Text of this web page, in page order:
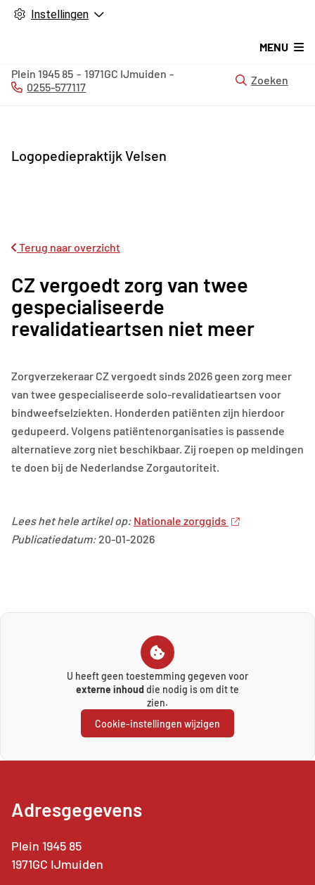
Instellingen
Logopediepraktijk Velsen
MENU
Plein 194585 1971GC IJmuiden
Tel:
0255-577117
Zoeken
Terug naar overzicht
CZ vergoedt zorg van twee
gespecialiseerde
revalidatieartsen niet meer
Zorgverzekeraar CZ vergoedt sinds 2026 geen zorg meer
van twee gespecialiseerde solo-revalidatieartsen voor
bindweefselziekten. Honderden patiënten zijn hierdoor
gedupeerd. Volgens patiëntenorganisaties is passende
alternatieve zorg niet beschikbaar. Zij roepen op meldingen
te doen bij de Nederlandse Zorgautoriteit.
Lees het hele artikel op: Nationale zorggids
Publicatiedatum: 20-01-2026
U heeft geen toestemming gegeven voor
externe inhouddie nodig is om dit te
zien.
Cookie-instellingen wijzigen
Adresgegevens
Plein 1945 85
1971GC IJmuiden